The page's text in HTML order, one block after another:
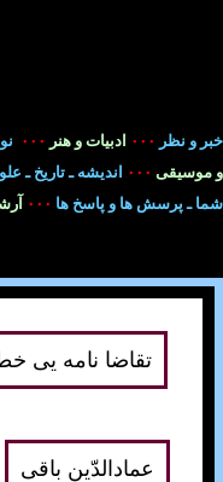
خبر و نظر ۰۰۰ ادبيات و هنر ۰۰۰
و موسيقی ۰۰۰ انديشه ـ تاريخ ـ
شما ـ پرسش ها و پاسخ ها ۰۰۰
تقاضا نامه يی
عمادالدّين باقی